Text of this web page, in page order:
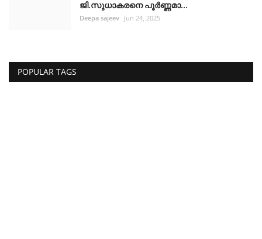
ജി.സുധാകരനെ പൂർണ്ണമാ...
Deepa sajeev Jun 24, 2025
POPULAR TAGS